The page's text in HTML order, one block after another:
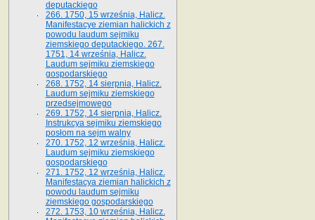
deputackiego
266. 1750, 15 września, Halicz.
Manifestacye ziemian halickich z
powodu laudum sejmiku
ziemskiego deputackiego. 267.
1751, 14 września, Halicz.
Laudum sejmiku ziemskiego
gospodarskiego
268. 1752, 14 sierpnia, Halicz.
Laudum sejmiku ziemskiego
przedsejmowego
269. 1752, 14 sierpnia, Halicz.
Instrukcya sejmiku ziemskiego
posłom na sejm walny
270. 1752, 12 września, Halicz.
Laudum sejmiku ziemskiego
gospodarskiego
271. 1752, 12 września, Halicz.
Manifestacya ziemian halickich z
powodu laudum sejmiku
ziemskiego gospodarskiego
272. 1753, 10 września, Halicz.